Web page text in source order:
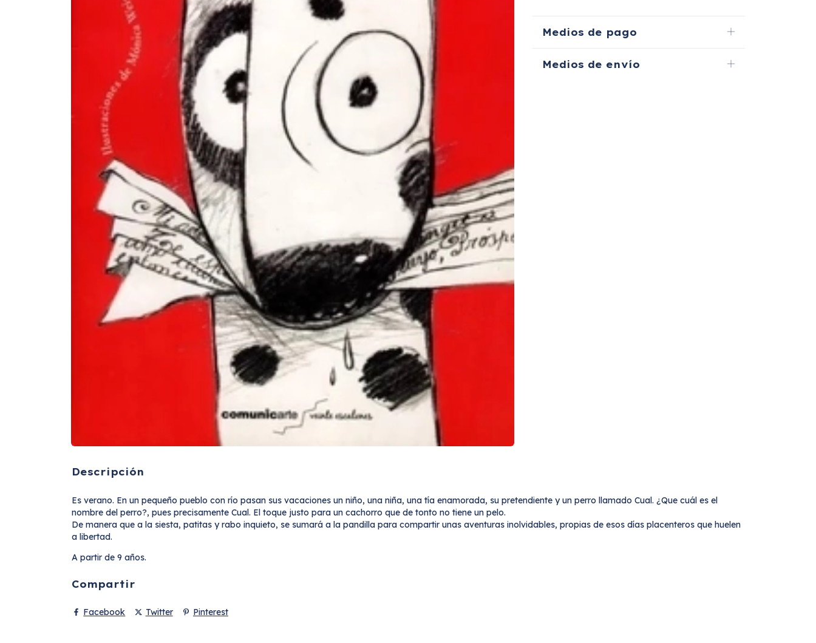
Medios de pago
Medios de envío
Descripción
Es verano. En un pequeño pueblo con río pasan sus vacaciones un niño, una niña, una tía enamorada, su pretendiente y un perro llamado Cual. ¿Que cuál es el
nombre del perro?, pues precisamente Cual. El toque justo para un cachorro que de tonto no tiene un pelo.
De manera que a la siesta, patitas y rabo inquieto, se sumará a la pandilla para compartir unas aventuras inolvidables, propias de esos días placenteros que huelen
a libertad.
A partir de 9 años.
Compartir
Facebook Twitter Pinterest